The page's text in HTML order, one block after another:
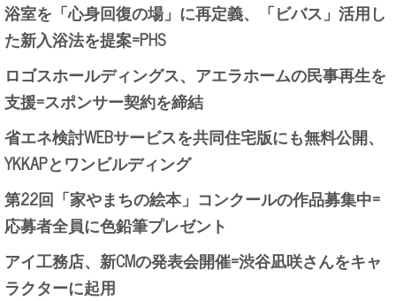
浴室を「心身回復の場」に再定義、「ビバス」活用し
た新入浴法を提案=PHS
ロゴスホールディングス、アエラホームの民事再生を
支援=スポンサー契約を締結
省エネ検討WEBサービスを共同住宅版にも無料公開、
YKKAPとワンビルディング
第22回「家やまちの絵本」コンクールの作品募集中=
応募者全員に色鉛筆プレゼント
アイ工務店、新CMの発表会開催=渋谷凪咲さんをキャ
ラクターに起用